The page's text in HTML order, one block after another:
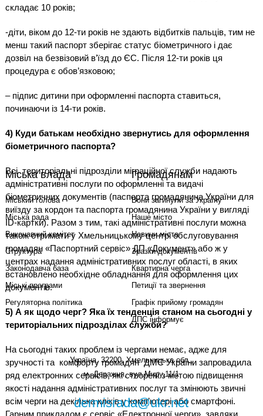
складає 10 років;
-діти, віком до 12-ти років не здають відбитків пальців, тим не
менш такий паспорт зберігає статус біометричного і дає
дозвіл на безвізовий в’їзд до ЄС. Після 12-ти років ця
процедура є обов’язковою;
– підпис дитини при оформленні паспорта ставиться,
починаючи із 14-ти років.
4) Куди батькам необхідно звернутись для оформлення
біометричного паспорта?
Всі територіальні підрозділи міграційної служби надають
адміністративні послуги по оформленні та видачі
біометричних документів (паспорта громадянина України для
виїзду за кордон та паспорта громадянина України у вигляді
ID-картки). Разом з тим, такі адміністративні послуги можна
також отримати у Хмельницькому центрі обслуговування
громадян «Паспортний сервіс» ДП «Документ» або ж у
центрах надання адміністративних послуг області, в яких
встановлено необхідне обладнання для оформлення цих
документів.
5) А як щодо черг? Яка їх тенденція станом на сьогодні у
територіальних підрозділах служби?
На сьогодні таких проблем із чергами немає, адже для
зручності та комфорту громадян ДМС України запровадила
ряд електронних сервісів, які створені з метою підвищення
якості надання адміністративних послуг та змінюють звичні
всім черги на декілька кліків у комп’ютері або смартфоні.
Гарним прикладом є сервіс «Електронної черги», завдяки
Міська влада
Міський голова
Міська рада
Виконавчий комітет
Структура
Законодавча база
Міські програми
Регуляторна політика
Громадянам
Вони загинули за Україну
Наше місто
Новини міста
Зразки документів
Квартирна черга
Петиції та звернення
Графік прийому громадян
ДПС інформує
Україна, 32200, Хмельницька обл.,
м. Деражня, вул.Миру,11/1
dermisrada@ukr.net